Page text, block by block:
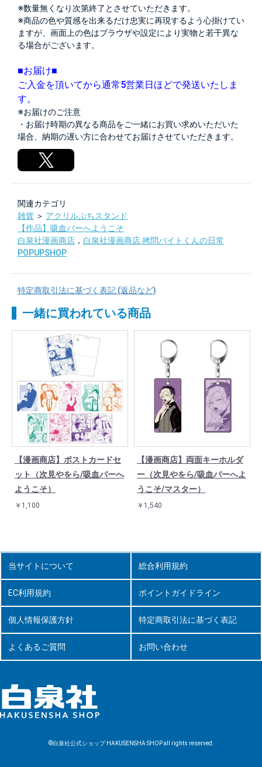
※数量無くなり次第終了とさせていただきます。
※商品の色や質感を出来るだけ忠実に再現するよう心掛けてい
ますが、画面上の色はブラウザや設定により実物と若干異な
る場合がございます。
■お届け■
ご入金を頂いてから通常5営業日ほどで発送いたしま
す。
※お届けのご注意
・お届け時期の異なる商品をご一緒にお買い求めいただいた
場合、納期の遅い方に合わせてお届けさせていただきます。
関連カテゴリ
雑貨 ＞ アクリルぷちスタンド
【作品】吸血バーへようこそ
白泉社漫画商店 ， 白泉社漫画商店 拷問バイトくんの日常
POPUPSHOP
特定商取引法に基づく表記 (返品など)
一緒に買われている商品
【漫画商店】ポストカードセ
ット（次見やをら/吸血バーへ
ようこそ）
￥1,100
【漫画商店】両面キーホルダ
ー（次見やをら/吸血バーへよ
うこそ/マスター）
￥1,540
当サイトについて 総合利用規約
EC利用規約 ポイントガイドライン
個人情報保護方針 特定商取引法に基づく表記
よくあるご質問 お問い合わせ
©白泉社公式ショップ HAKUSENSHA SHOP all rights reserved.